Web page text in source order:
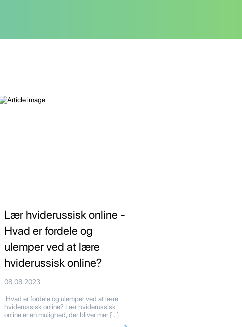
Lær hviderussisk online -
Hvad er fordele og
ulemper ved at lære
hviderussisk online?
08.08.2023
Hvad er fordele og ulemper ved at lære
hviderussisk online? Lær hviderussisk
online er en mulighed, der bliver mer […]